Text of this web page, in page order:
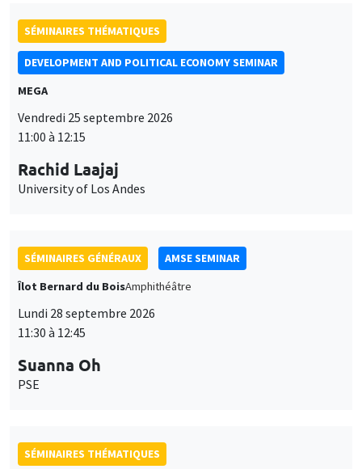
SÉMINAIRES THÉMATIQUES
DEVELOPMENT AND POLITICAL ECONOMY SEMINAR
MEGA
Vendredi 25 septembre 2026
11:00 à 12:15
Rachid Laajaj
University of Los Andes
SÉMINAIRES GÉNÉRAUX
AMSE SEMINAR
Îlot Bernard du BoisAmphithéâtre
Lundi 28 septembre 2026
11:30 à 12:45
Suanna Oh
PSE
SÉMINAIRES THÉMATIQUES